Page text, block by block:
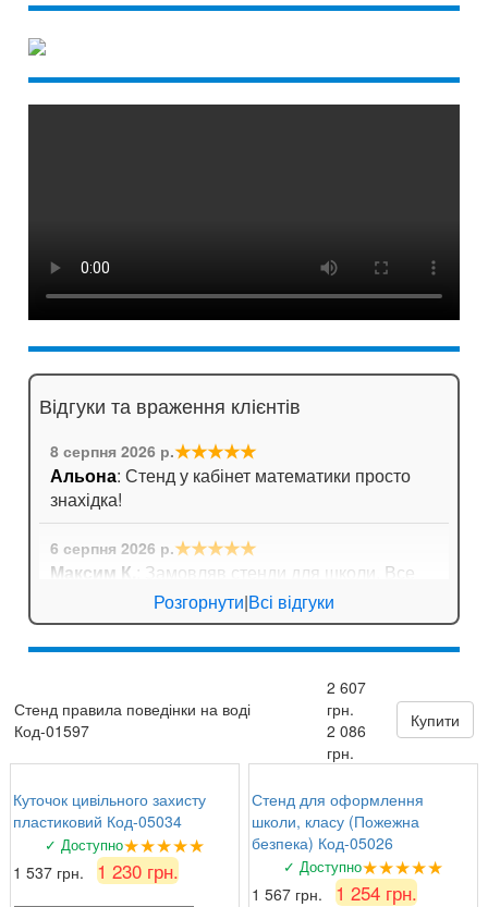
Відгуки та враження клієнтів
8 серпня 2026 р.★★★★★
Альона: Стенд у кабінет математики просто
знахідка!
6 серпня 2026 р.★★★★★
Максим К. : Замовляв стенди для школи. Все
приїхало дуже оперативно, навіть не довелося
довго чекати!
: Довго шукали плакати з
формулами для кабінету математики. Тут
знайшли ідеальний варіант!
Розгорнути|Всі відгуки
Стенд правила поведінки на воді
Код-01597
2 607
грн.
2 086
грн.
Купити
Куточок цивільного захисту
пластиковий Код-05034
✓ Доступно★★★★★
1 537 грн. 1 230 грн.
Стенд для оформлення
школи, класу (Пожежна
безпека) Код-05026
✓ Доступно★★★★★
1 567 грн. 1 254 грн.